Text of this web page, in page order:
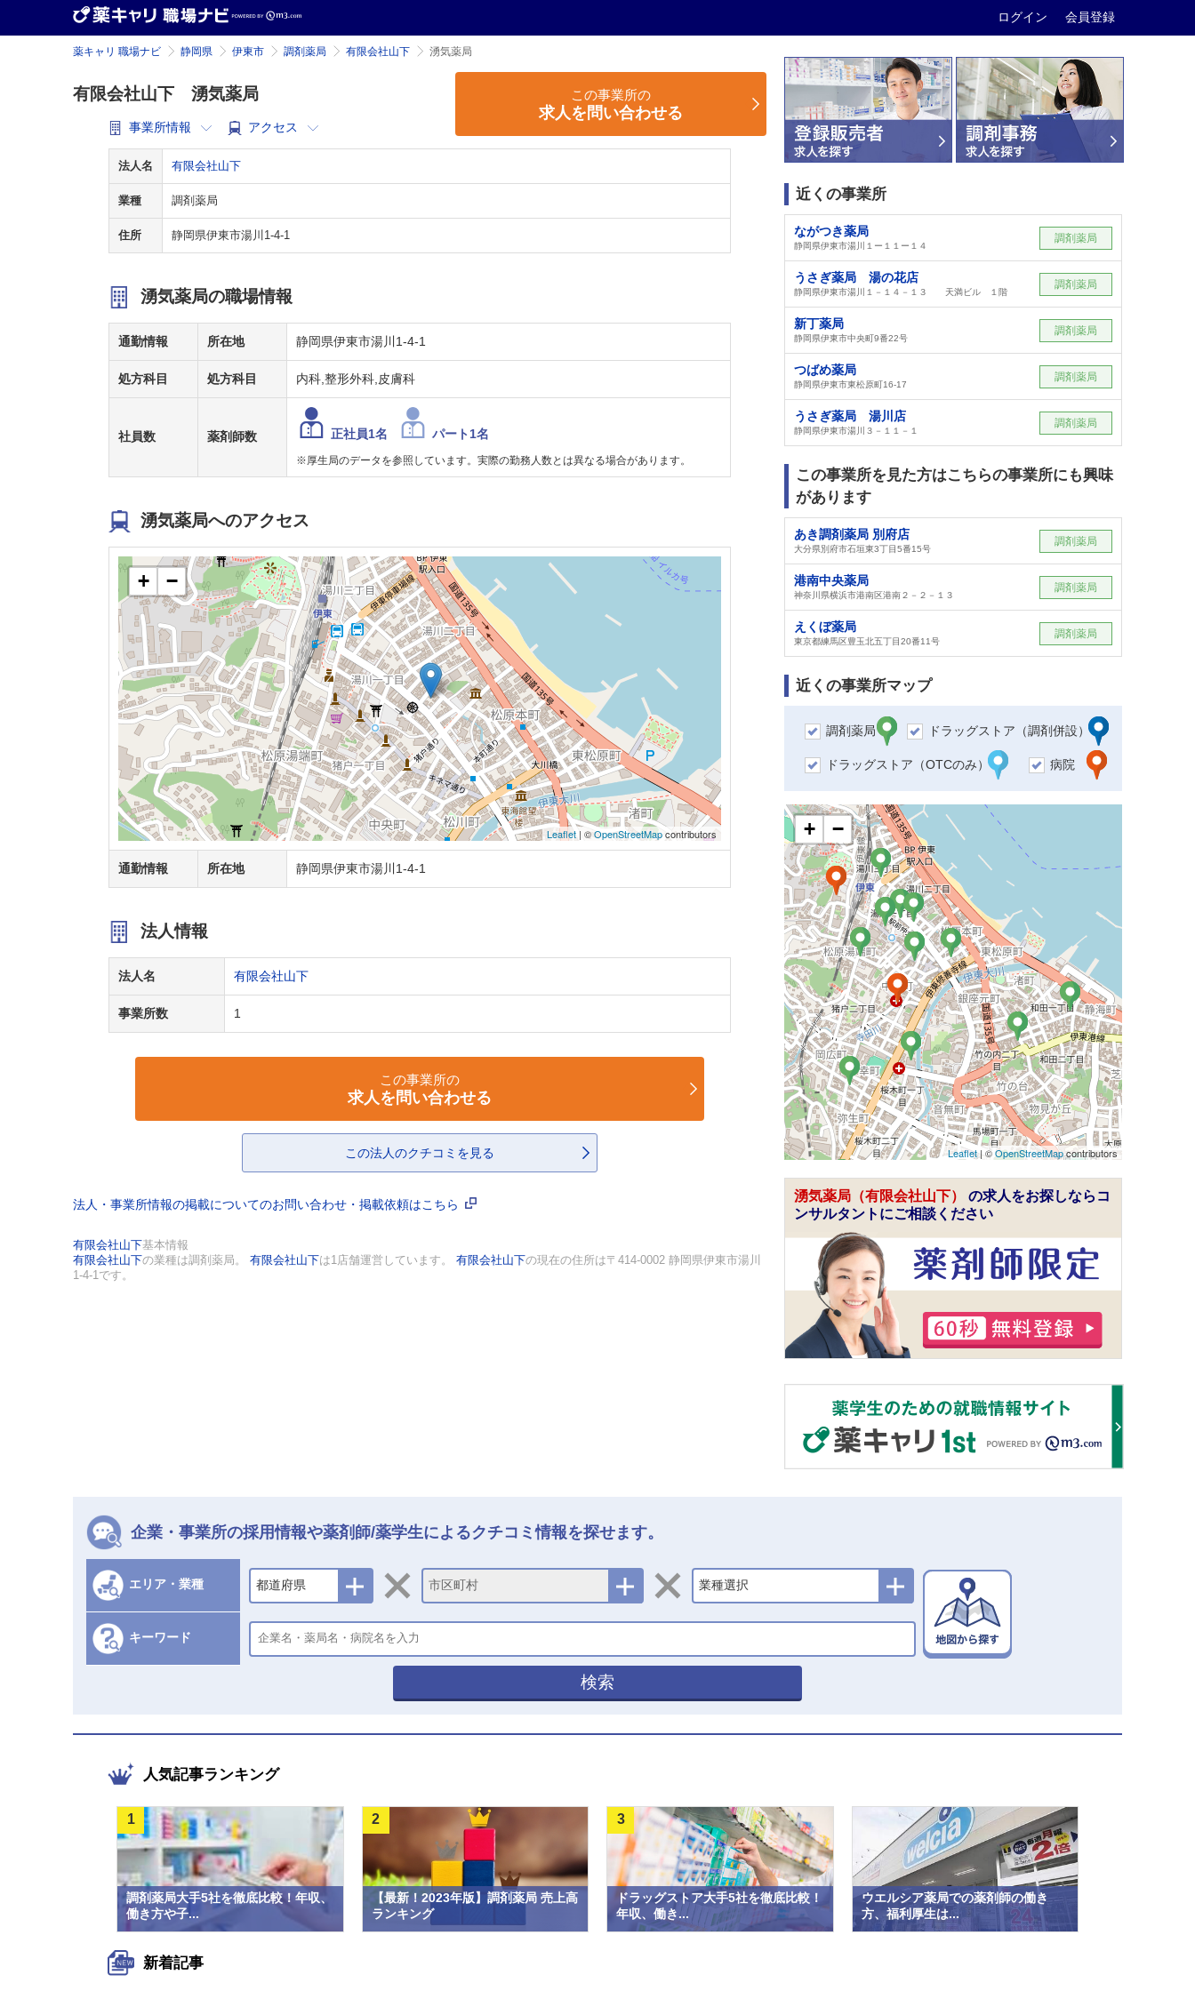
ログイン 会員登録
薬キャリ 職場ナビ 静岡県 伊東市 調剤薬局 有限会社山下 湧気薬局
有限会社山下 湧気薬局
事業所情報 アクセス
この事業所の
求人を問い合わせる
法人名 有限会社山下
業種 調剤薬局
住所 静岡県伊東市湯川1-4-1
湧気薬局の職場情報
通勤情報 所在地 静岡県伊東市湯川1-4-1
処方科目 処方科目 内科,整形外科,皮膚科
社員数 薬剤師数 正社員1名 パート1名
※厚生局のデータを参照しています。実際の勤務人数とは異なる場合があります。
湧気薬局へのアクセス
+ −
Leaflet | ©OpenStreetMapcontributors
通勤情報 所在地 静岡県伊東市湯川1-4-1
法人情報
法人名 有限会社山下
事業所数 1
この事業所の
求人を問い合わせる
この法人のクチコミを見る
法人・事業所情報の掲載についてのお問い合わせ・掲載依頼はこちら
有限会社山下基本情報
有限会社山下の業種は調剤薬局。 有限会社山下は1店舗運営しています。 有限会社山下の現在の住所は〒414-0002 静岡県伊東市湯川
1-4-1です。
近くの事業所
ながつき薬局
静岡県伊東市湯川１ー１１ー１４
調剤薬局
うさぎ薬局 湯の花店
静岡県伊東市湯川１－１４－１３ 天満ビル １階
調剤薬局
新丁薬局
静岡県伊東市中央町9番22号
調剤薬局
つばめ薬局
静岡県伊東市東松原町16-17
調剤薬局
うさぎ薬局 湯川店
静岡県伊東市湯川３－１１－１
調剤薬局
この事業所を見た方はこちらの事業所にも興味
があります
あき調剤薬局 別府店
大分県別府市石垣東3丁目5番15号
調剤薬局
港南中央薬局
神奈川県横浜市港南区港南２－２－１３
調剤薬局
えくぼ薬局
東京都練馬区豊玉北五丁目20番11号
調剤薬局
近くの事業所マップ
調剤薬局 ドラッグストア（調剤併設）
ドラッグストア（OTCのみ） 病院
+ −
Leaflet| ©OpenStreetMapcontributors
湧気薬局（有限会社山下） の求人をお探しならコ
ンサルタントにご相談ください
企業・事業所の採用情報や薬剤師/薬学生によるクチコミ情報を探せます。
エリア・業種 都道府県 市区町村 業種選択
キーワード
検索
人気記事ランキング
調剤薬局大手5社を徹底比較！年収、
働き方や子...
1
【最新！2023年版】調剤薬局 売上高
ランキング
2
ドラッグストア大手5社を徹底比較！
年収、働き...
3
ウエルシア薬局での薬剤師の働き
方、福利厚生は...
新着記事